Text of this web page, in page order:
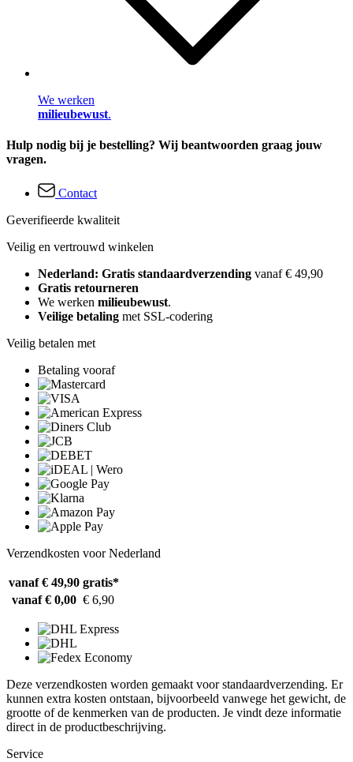
We werken
milieubewust.
Hulp nodig bij je bestelling? Wij beantwoorden graag jouw
vragen.
Contact
Geverifieerde kwaliteit
Veilig en vertrouwd winkelen
Nederland: Gratis standaardverzending vanaf € 49,90
Gratis retourneren
We werken milieubewust.
Veilige betaling met SSL-codering
Veilig betalen met
Betaling vooraf
Verzendkosten voor Nederland
vanaf € 49,90 gratis*
vanaf € 0,00 € 6,90
Deze verzendkosten worden gemaakt voor standaardverzending. Er
kunnen extra kosten ontstaan, bijvoorbeeld vanwege het gewicht, de
grootte of de kenmerken van de producten. Je vindt deze informatie
direct in de productbeschrijving.
Service